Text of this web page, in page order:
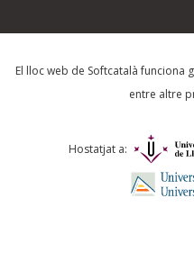
Què proposeu?
Comentari *
El lloc web de Softcatalà funciona
entre altre
Hostatjat a: